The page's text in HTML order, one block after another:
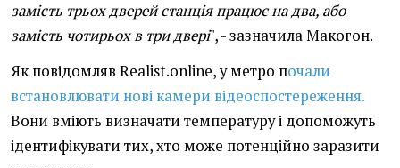
замість трьох дверей станція працює на два, або
замість чотирьох в три двері", - зазначила Макогон.
Як повідомляв Realist.online, у метро почали
встановлювати нові камери відеоспостереження.
Вони вміють визначати температуру і допоможуть
ідентифікувати тих, хто може потенційно заразити